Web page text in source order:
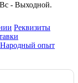
- Выходной.
Реквизиты
Народный опыт